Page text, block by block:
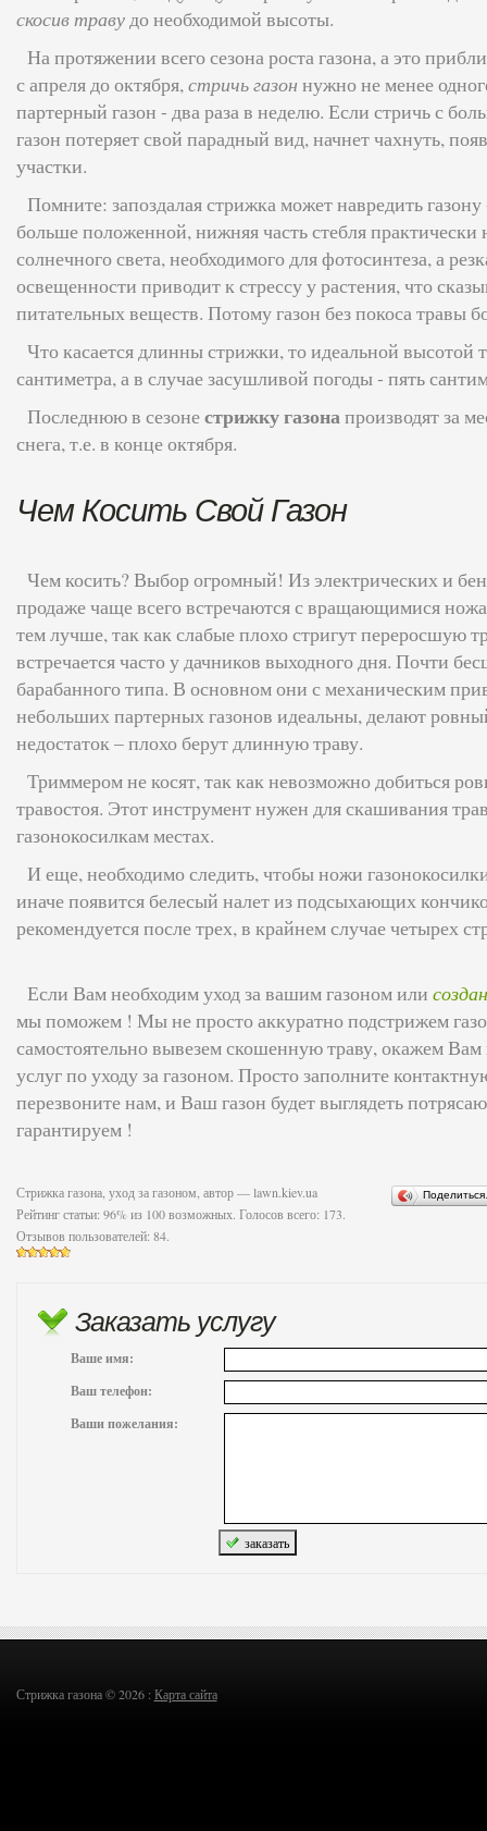
скосив травудо необходимой высоты.
На протяжении всего сезона роста газона, а это
с апреля до октября,стричь газон нужно не менее
партерный газон - два раза в неделю. Если стричь с
газон потеряет свой парадный вид, начнет чахнуть,
участки.
Помните: запоздалая стрижка может навредить
больше положенной, нижняя часть стебля практически
солнечного света, необходимого для фотосинтеза, а
освещенности приводит к стрессу у растения, что
питательных веществ. Потому газон без покоса травы
Что касается длинны стрижки, то идеальной высотой
сантиметра, а в случае засушливой погоды - пять
Последнюю в сезонестрижку газонапроизводят за
снега, т.е. в конце октября.
Чем Косить Свой Газон
Чем косить? Выбор огромный! Из электрических и
продаже чаще всего встречаются с вращающимися
тем лучше, так как слабые плохо стригут переросшую
встречается часто у дачников выходного дня. Почти
барабанного типа. В основном они с механическим
небольших партерных газонов идеальны, делают
недостаток – плохо берут длинную траву.
Триммером не косят, так как невозможно добиться
травостоя. Этот инструмент нужен для скашивания
газонокосилкам местах.
И еще, необходимо следить, чтобы ножи
иначе появится белесый налет из подсыхающих
рекомендуется после трех, в крайнем случае четырех
Если Вам необходим уход за вашим газоном или
мы поможем ! Мы не просто аккуратно подстрижем
самостоятельно вывезем скошенную траву, окажем
услуг по уходу за газоном. Просто заполните
перезвоните нам, и Ваш газон будет выглядеть
гарантируем !
Стрижка газона, уход за газоном , автор —lawn.kiev.ua
Рейтинг статьи: 96% из 100возможных. Голосов всего: 173.
Отзывов пользователей: 84.
Заказать услугу
Ваше имя:
Ваш телефон:
Ваши пожелания:
Стрижка газона © 2026 : Карта сайта